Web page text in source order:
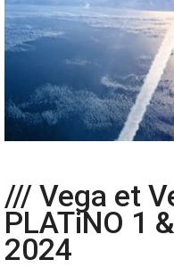
/// Vega et
PLATiNO 1
2024